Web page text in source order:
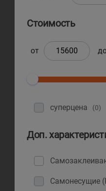
Стоимость
от
суперцена (0)
Доп.
Самонесущие